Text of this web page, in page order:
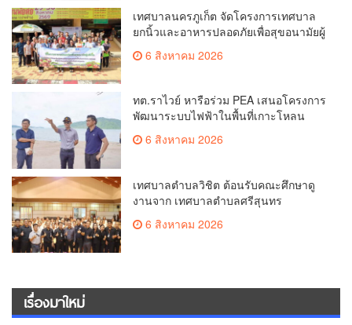
เทศบาลนครภูเก็ต จัดโครงการเทศบาล
ยกนิ้วและอาหารปลอดภัยเพื่อสุขอนามัยผู้
บริโภค
6 สิงหาคม 2026
ทต.ราไวย์ หารือร่วม PEA เสนอโครงการ
พัฒนาระบบไฟฟ้าในพื้นที่เกาะโหลน
6 สิงหาคม 2026
เทศบาลตำบลวิชิต ต้อนรับคณะศึกษาดู
งานจาก เทศบาลตำบลศรีสุนทร
6 สิงหาคม 2026
เรื่องมาใหม่